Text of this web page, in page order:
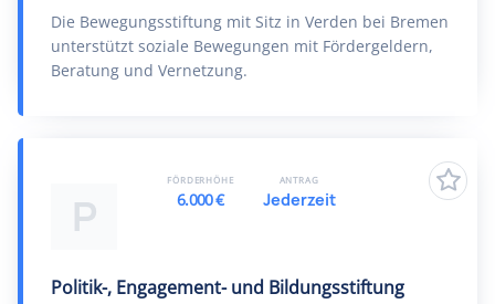
Die Bewegungsstiftung mit Sitz in Verden bei Bremen
unterstützt soziale Bewegungen mit Fördergeldern,
Beratung und Vernetzung.
P
Politik-, Engagement- und Bildungsstiftung
FÖRDERHÖHE
6.000 €
ANTRAG
Jederzeit